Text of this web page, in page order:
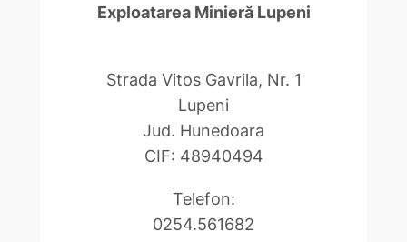
Exploatarea Minieră Lupeni
Strada Vitos Gavrila, Nr. 1
Lupeni
Jud. Hunedoara
CIF: 48940494
Telefon:
0254.561682